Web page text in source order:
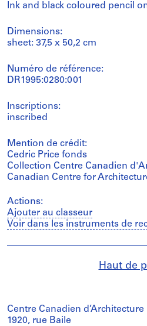
Ink and black coloured pencil
Dimensions:
sheet: 37,5 x 50,2 cm
Numéro de référence:
DR1995:0280:001
Inscriptions:
inscribed
Mention de crédit:
Cedric Price fonds
Collection Centre Canadien
Canadian Centre for
Actions:
Ajouter au classeur
Voir dans les instruments de
Haut de
Centre Canadien d’Architecture
1920, rue Baile